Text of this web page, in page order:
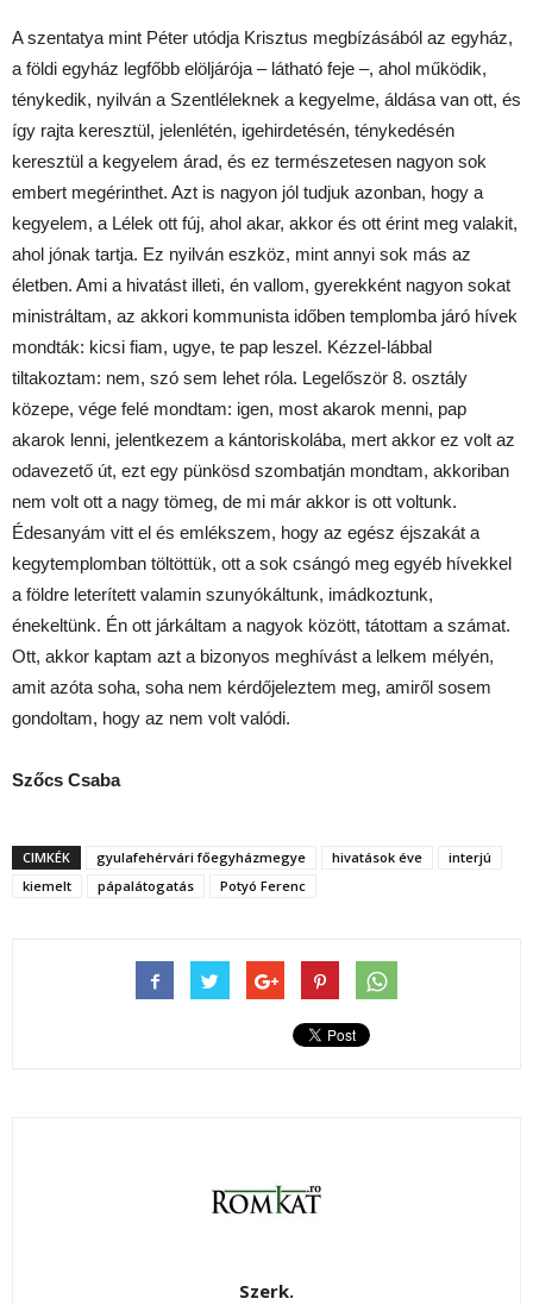
A szentatya mint Péter utódja Krisztus megbízásából az egyház,
a földi egyház legfőbb elöljárója – látható feje –, ahol működik,
ténykedik, nyilván a Szentléleknek a kegyelme, áldása van ott, és
így rajta keresztül, jelenlétén, igehirdetésén, ténykedésén
keresztül a kegyelem árad, és ez természetesen nagyon sok
embert megérinthet. Azt is nagyon jól tudjuk azonban, hogy a
kegyelem, a Lélek ott fúj, ahol akar, akkor és ott érint meg valakit,
ahol jónak tartja. Ez nyilván eszköz, mint annyi sok más az
életben. Ami a hivatást illeti, én vallom, gyerekként nagyon sokat
ministráltam, az akkori kommunista időben templomba járó hívek
mondták: kicsi fiam, ugye, te pap leszel. Kézzel-lábbal
tiltakoztam: nem, szó sem lehet róla. Legelőször 8. osztály
közepe, vége felé mondtam: igen, most akarok menni, pap
akarok lenni, jelentkezem a kántoriskolába, mert akkor ez volt az
odavezető út, ezt egy pünkösd szombatján mondtam, akkoriban
nem volt ott a nagy tömeg, de mi már akkor is ott voltunk.
Édesanyám vitt el és emlékszem, hogy az egész éjszakát a
kegytemplomban töltöttük, ott a sok csángó meg egyéb hívekkel
a földre leterített valamin szunyókáltunk, imádkoztunk,
énekeltünk. Én ott járkáltam a nagyok között, tátottam a számat.
Ott, akkor kaptam azt a bizonyos meghívást a lelkem mélyén,
amit azóta soha, soha nem kérdőjeleztem meg, amiről sosem
gondoltam, hogy az nem volt valódi.
Szőcs Csaba
CIMKÉK gyulafehérvári főegyházmegye hivatások éve
interjú
kiemelt
pápalátogatás Potyó Ferenc
Szerk.